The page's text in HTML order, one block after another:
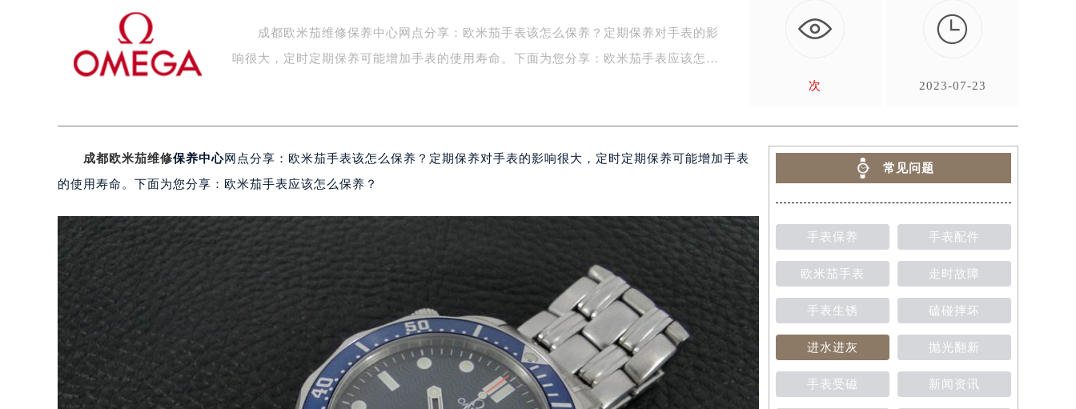
成都欧米茄维修保养中心网点分享：欧米茄手表该怎么保养？定期保养对手表的影
响很大，定时定期保养可能增加手表的使用寿命。下面为您分享：欧米茄手表应该怎…
次

2023-07-23
成都欧米茄维修保养中心网点分享：欧米茄手表该怎么保养？定期保养对手表的影响很大，定时定期保养可能增加手表
的使用寿命。下面为您分享：欧米茄手表应该怎么保养？
常见问题
手表保养 手表配件
欧米茄手表 走时故障
手表生锈 磕碰摔坏
进水进灰 抛光翻新
手表受磁 新闻资讯